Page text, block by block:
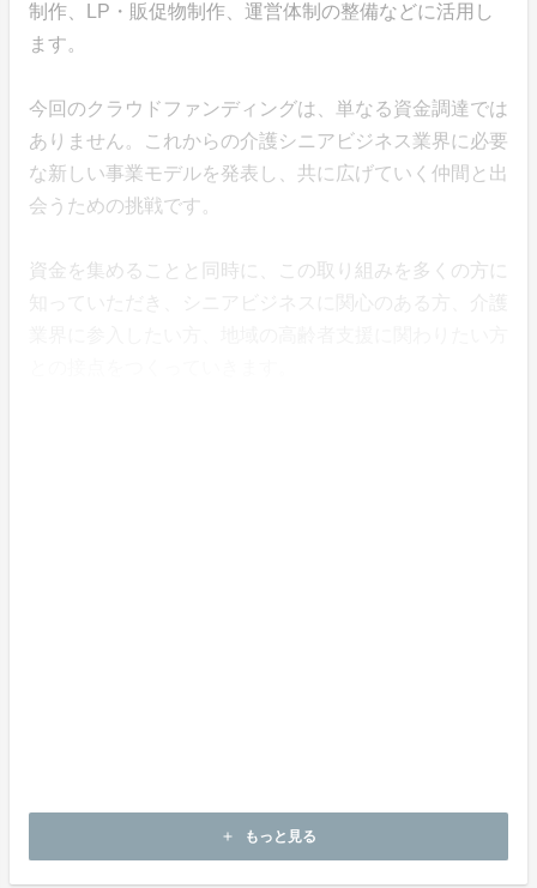
制作、LP・販促物制作、運営体制の整備などに活用し
ます。
今回のクラウドファンディングは、単なる資金調達では
ありません。これからの介護シニアビジネス業界に必要
な新しい事業モデルを発表し、共に広げていく仲間と出
会うための挑戦です。
資金を集めることと同時に、この取り組みを多くの方に
知っていただき、シニアビジネスに関心のある方、介護
・全てのリターンに御礼のメッセージをお送りします。
add もっと見る